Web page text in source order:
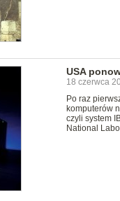
USA
18 czerwca
Po raz
komputerów
czyli system
National